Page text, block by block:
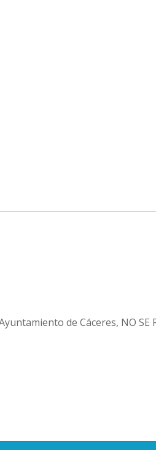
de Cáceres, NO